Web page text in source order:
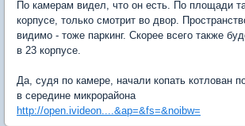
По камерам видел, что он есть. По площади
корпусе, только смотрит во двор.
видимо - тоже паркинг. Скорее всего также
в 23 корпусе.
Да, судя по камере, начали копать котлован
в середине микрорайона
http://open.ivideon....&ap=&fs=&noibw=